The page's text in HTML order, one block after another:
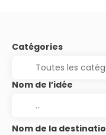
Catégories
Nom de l’idée
Nom de la